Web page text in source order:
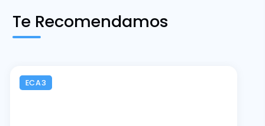
Te Recomendamos
ECA3